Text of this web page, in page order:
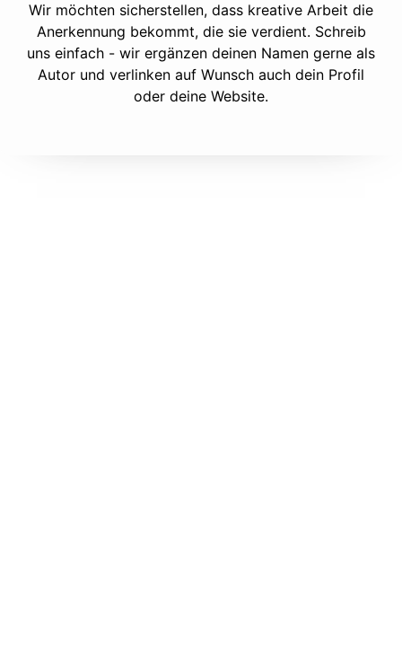
Wir möchten sicherstellen, dass kreative Arbeit die
Anerkennung bekommt, die sie verdient. Schreib
uns einfach - wir ergänzen deinen Namen gerne als
Autor und verlinken auf Wunsch auch dein Profil
oder deine Website.